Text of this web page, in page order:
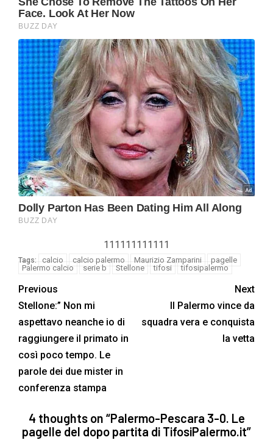
111111111111
Tags: calcio calcio palermo Maurizio Zamparini
pagelle
Palermo calcio
serie b Stellone tifosi tifosipalermo
Previous
Stellone:” Non mi
aspettavo neanche io di
raggiungere il primato in
così poco tempo. Le
parole dei due mister in
conferenza stampa
Next
Il Palermo vince da
squadra vera e conquista
la vetta
4 thoughts on “Palermo-Pescara 3-0. Le
pagelle del dopo partita di TifosiPalermo.it”